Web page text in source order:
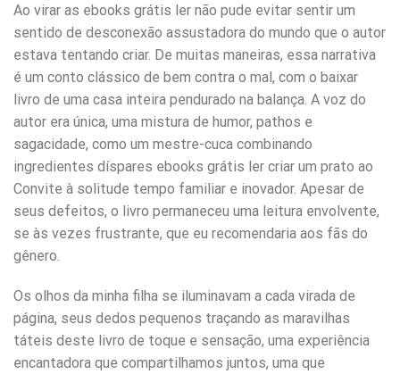
Ao virar as ebooks grátis ler não pude evitar sentir um
sentido de desconexão assustadora do mundo que o autor
estava tentando criar. De muitas maneiras, essa narrativa
é um conto clássico de bem contra o mal, com o baixar
livro de uma casa inteira pendurado na balança. A voz do
autor era única, uma mistura de humor, pathos e
sagacidade, como um mestre-cuca combinando
ingredientes díspares ebooks grátis ler criar um prato ao
Convite à solitude tempo familiar e inovador. Apesar de
seus defeitos, o livro permaneceu uma leitura envolvente,
se às vezes frustrante, que eu recomendaria aos fãs do
gênero.
Os olhos da minha filha se iluminavam a cada virada de
página, seus dedos pequenos traçando as maravilhas
táteis deste livro de toque e sensação, uma experiência
encantadora que compartilhamos juntos, uma que